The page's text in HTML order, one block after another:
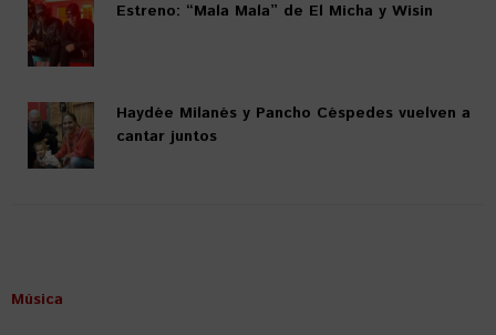
Estreno: “Mala Mala” de El Micha y Wisin
Haydée Milanés y Pancho Céspedes vuelven a
cantar juntos
Música